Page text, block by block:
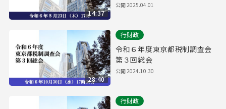
14:37
公開2025.04.01
28:40
行財政
令和６年度東京都税制調査会
第３回総会
公開2024.10.30
行財政